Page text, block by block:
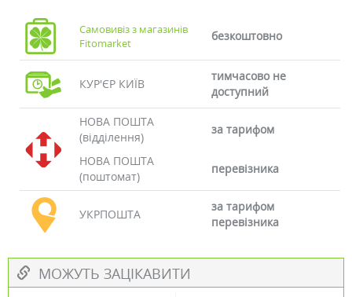
Самовивіз з магазинів
Fitomarket
безкоштовно
КУР'ЄР КИЇВ
тимчасово не
доступний
НОВА ПОШТА
(відділення)
за тарифом
НОВА ПОШТА
(поштомат)
перевізника
УКРПОШТА
за тарифом
перевізника
МОЖУТЬ ЗАЦІКАВИТИ